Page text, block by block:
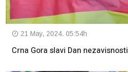
21 May, 2024. 05:54h
Crna Gora slavi Dan nezavisnosti